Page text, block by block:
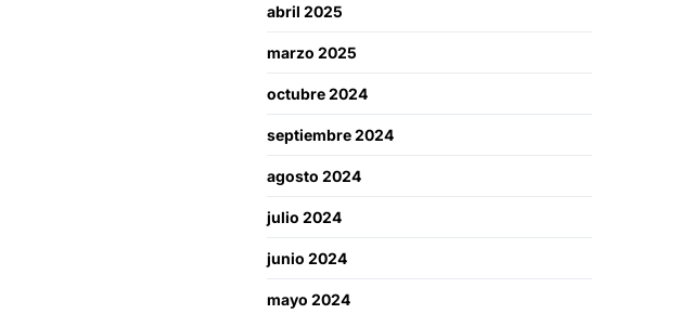
abril 2025
marzo 2025
octubre 2024
septiembre 2024
agosto 2024
julio 2024
junio 2024
mayo 2024